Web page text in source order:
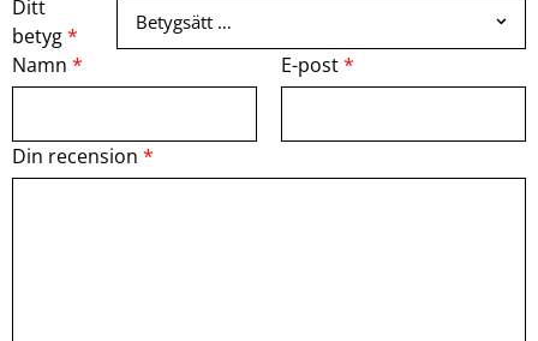
Ditt
betyg*
Din recension *
Namn * E-post*